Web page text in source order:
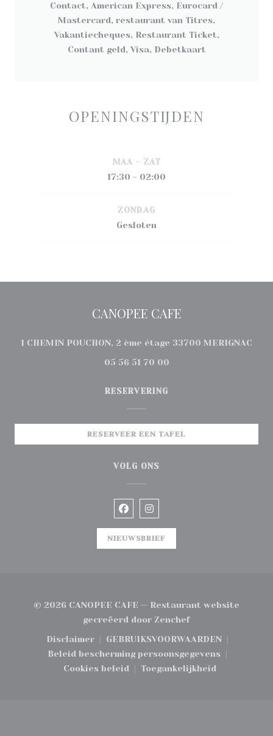
Contact, American Express, Eurocard /
Mastercard, restaurant van Titres,
Vakantiecheques, Restaurant Ticket,
Contant geld, Visa, Debetkaart
OPENINGSTIJDEN
MAA - ZAT
17:30 - 02:00
ZONDAG
Gesloten
CANOPEE CAFE
1 CHEMIN POUCHON, 2 ème étage 33700 MERIGNAC
05 56 51 70 00
RESERVERING
RESERVEER EEN TAFEL
VOLG ONS
Facebook ((opent in een
Instagram ((opent in
NIEUWSBRIEF
© 2026 CANOPEE CAFE — Restaurant website
gecreëerd door Zenchef((opent in een
Disclaimer
((opent in een nieuw venster))
GEBRUIKSVOORWAARDEN
((opent in een nieuw
Beleid bescherming persoonsgegevens
((opent in een nieuw venster))
Cookies beleid
((opent in een nieuw venster))
Toegankelijkheid
((opent in een nieuw